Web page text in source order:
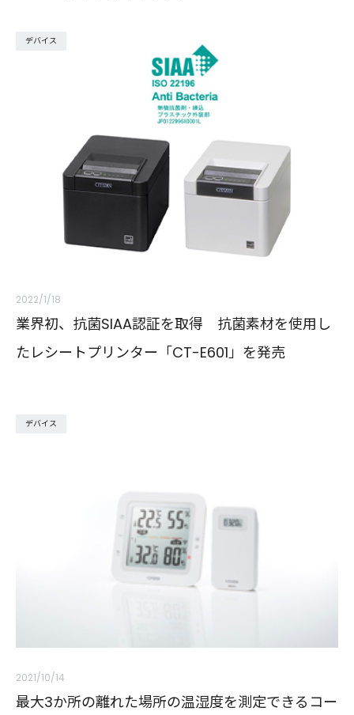
デバイス
2022/1/18
業界初、抗菌SIAA認証を取得 抗菌素材を使用し
たレシートプリンター「CT-E601」を発売
デバイス
2021/10/14
最大3か所の離れた場所の温湿度を測定できるコー